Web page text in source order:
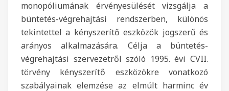
monopóliumának érvényesülését vizsgálja a
büntetés-végrehajtási rendszerben, különös
tekintettel a kényszerítő eszközök jogszerű és
arányos alkalmazására. Célja a büntetés-
végrehajtási szervezetről szóló 1995. évi CVII.
törvény kényszerítő eszközökre vonatkozó
szabályainak elemzése az elmúlt harminc év